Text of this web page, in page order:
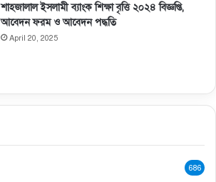
শাহজালাল ইসলামী ব্যাংক শিক্ষা বৃত্তি ২০২৪ বিজ্ঞপ্তি,
আবেদন ফরম ও আবেদন পদ্ধতি
April 20, 2025
686